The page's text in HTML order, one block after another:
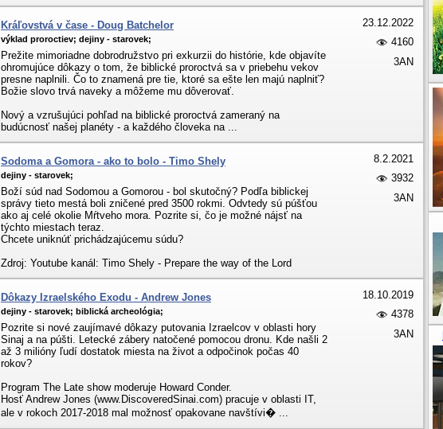
Kráľovstvá v čase - Doug Batchelor
výklad proroctiev; dejiny - starovek;
Prežite mimoriadne dobrodružstvo pri exkurzii do histórie, kde objavíte
ohromujúce dôkazy o tom, že biblické proroctvá sa v priebehu vekov
presne naplnili. Čo to znamená pre tie, ktoré sa ešte len majú naplniť?
Božie slovo trvá naveky a môžeme mu dôverovať.
Nový a vzrušujúci pohľad na biblické proroctvá zameraný na
budúcnosť našej planéty - a každého človeka na ...
23.12.2022
4160
3AN
Sodoma a Gomora - ako to bolo - Timo Shely
dejiny - starovek;
Boží súd nad Sodomou a Gomorou - bol skutočný? Podľa biblickej
správy tieto mestá boli zničené pred 3500 rokmi. Odvtedy sú púšťou
ako aj celé okolie Mŕtveho mora. Pozrite si, čo je možné nájsť na
týchto miestach teraz.
Chcete uniknúť prichádzajúcemu súdu?
Zdroj: Youtube kanál: Timo Shely - Prepare the way of the Lord
8.2.2021
3932
3AN
Dôkazy Izraelského Exodu - Andrew Jones
dejiny - starovek; biblická archeológia;
Pozrite si nové zaujímavé dôkazy putovania Izraelcov v oblasti hory
Sinaj a na púšti. Letecké zábery natočené pomocou dronu. Kde našli 2
až 3 milióny ľudí dostatok miesta na život a odpočinok počas 40
rokov?
Program The Late show moderuje Howard Conder.
Hosť Andrew Jones (www.DiscoveredSinai.com) pracuje v oblasti IT,
ale v rokoch 2017-2018 mal možnosť opakovane navštívi� ...
18.10.2019
4378
3AN